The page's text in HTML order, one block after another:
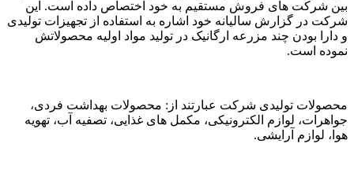
بین شرکت های فروش مستقیم به خود اختصاص داده است. این
شرکت در گزارش سالیانه خود اشاره به استفاده از تجهیزات تولیدی
و دارا بودن چند مزرعه ارگانیک در تولید مواد اولیه محصولاتش
نموده است.
محصولات تولیدی شرکت عبارتند از: محصولات بهداشت فردی،
جواهرات، لوازم الکترونیکی، مکمل های غذایی، تصفیه آب، تهویه
هوا، لوازم آرایشی.